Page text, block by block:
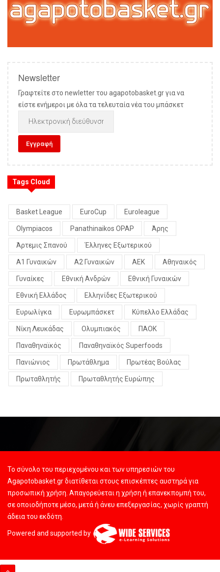
Newsletter
Γραφτείτε στο newletter του agapotobasket.gr για να
είστε ενήμεροι με όλα τα τελευταία νέα του μπάσκετ
Tags Cloud
Basket League EuroCup Euroleague
Olympiacos Panathinaikos OPAP Άρης
Άρτεμις Σπανού Έλληνες Εξωτερικού
Α1 Γυναικών Α2 Γυναικών ΑΕΚ Αθηναικός
Γυναίκες Εθνική Ανδρών Εθνική Γυναικών
Εθνική Ελλάδος Ελληνίδες Εξωτερικού
Ευρωλίγκα Ευρωμπάσκετ Κύπελλο Ελλάδας
Νίκη Λευκάδας Ολυμπιακός ΠΑΟΚ
Παναθηναϊκός Παναθηναϊκός Superfoods
Πανιώνιος Πρωτάθλημα Πρωτέας Βούλας
Πρωταθλητής Πρωταθλητής Ευρώπης
Το σύνολο του περιεχομένου και των υπηρεσιών του
Agapotobasket.gr διατίθεται στους επισκέπτες αυστηρά για
προσωπική χρήση. Απαγορεύεται η χρήση ή επανεκπομπή του,
σε οποιοδήποτε μέσο, μετά ή άνευ επεξεργασίας, χωρίς γραπτή
άδεια του εκδότη.
Powered and supported by